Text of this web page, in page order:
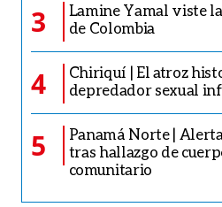
3
Lamine Yamal viste
de Colombia
4
Chiriquí | El atroz
depredador sexual
5
Panamá Norte |
tras hallazgo de
comunitario